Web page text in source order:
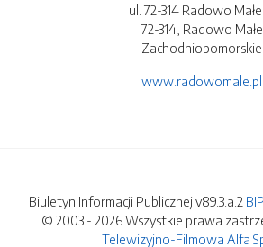
ul. 72-314 Radowo Małe
72-314, Radowo Małe
Zachodniopomorskie
www.radowomale.pl
Biuletyn Informacji Publicznej v89.3.a.2
© 2003 - 2026 Wszystkie prawa
Telewizyjno-Filmowa Alfa